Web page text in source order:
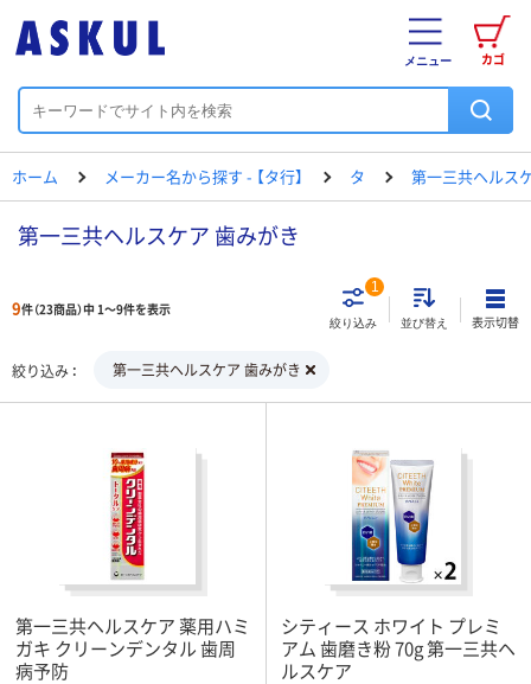
カゴ
メニュー
ホーム メーカー名から探す - 【タ行】 タ 第一三共ヘルス
第一三共ヘルスケア 歯みがき
9件（23商品）中 1～9件を表示
絞り込み
1
並び替え 表示切替
絞り込み 第一三共ヘルスケア 歯みがき
第一三共ヘルスケア 薬用ハミ
ガキ クリーンデンタル 歯周
病予防
シティース ホワイト プレミ
アム 歯磨き粉 70g 第一三共ヘ
ルスケア